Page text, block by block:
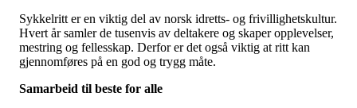
Sykkelritt er en viktig del av norsk idretts- og frivillighetskultur.
Hvert år samler de tusenvis av deltakere og skaper opplevelser,
mestring og fellesskap. Derfor er det også viktig at ritt kan
gjennomføres på en god og trygg måte.
Samarbeid til beste for alle